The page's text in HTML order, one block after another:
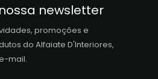
newsletter
promoções e
do Alfaiate D'Interiores,
mail.